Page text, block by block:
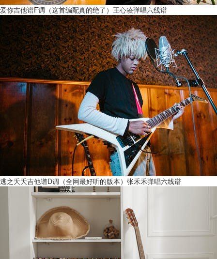
爱你吉他谱F调（这首编配真的绝了）王心凌弹唱六线谱
逃之夭夭吉他谱D调（全网最好听的版本）张禾禾弹唱六线谱